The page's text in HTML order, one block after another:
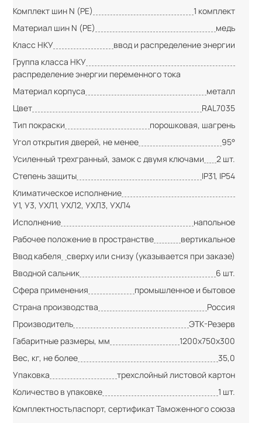
Комплект шин N (PE)
1 комплект
Материал шин N (PE)
медь
Класс НКУ
ввод и распределение энергии
Группа класса НКУ
распределение энергии переменного тока
Материал корпуса
металл
Цвет
RAL7035
Тип покраски
порошковая, шагрень
Угол открытия дверей, не менее
95°
Усиленный трехгранный, замок с двумя ключами
2 шт.
Степень защиты
IP31, IP54
Климатическое исполнение
У1, У3, УХЛ1, УХЛ2, УХЛ3, УХЛ4
Исполнение
напольное
Рабочее положение в пространстве
вертикальное
Ввод кабеля сверху или снизу (указывается при заказе)
Вводной сальник
6 шт.
Сфера применения
промышленное и бытовое
Страна производства
Россия
Производитель
ЭТК-Резерв
Габаритные размеры, мм
1200х750х300
Вес, кг, не более
35,0
Упаковка
трехслойный листовой картон
Количество в упаковке
1 шт.
Комплектностьпаспорт, сертификат Таможенного союза